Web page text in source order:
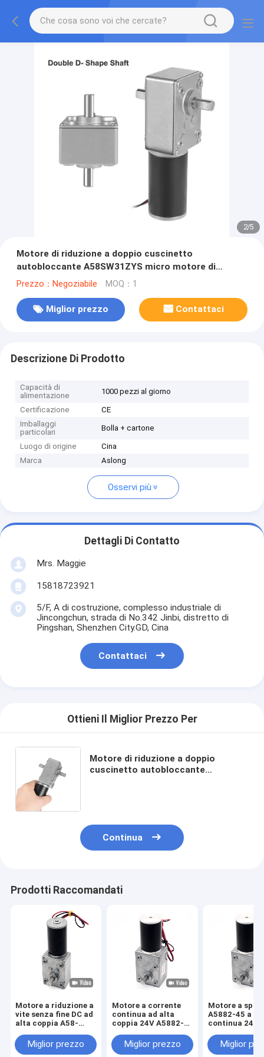
2/5
Motore di riduzione a doppio cuscinetto
autobloccante A58SW31ZYS micro motore di
ingranaggi a corrente continua a doppio asse 12v
Prezzo：Negoziabile MOQ：1
Miglior prezzo Contattaci
Descrizione Di Prodotto
Capacità di
alimentazione
1000 pezzi al giorno
Certificazione
CE
Imballaggi
particolari
Bolla + cartone
Luogo di origine
Cina
Marca
Aslong
Osservi più
Dettagli Di Contatto
Mrs. Maggie
15818723921
5/F, A di costruzione, complesso industriale di
Jincongchun, strada di No.342 Jinbi, distretto di
Pingshan, Shenzhen City.GD, Cina
Contattaci
Ottieni Il Miglior Prezzo Per
Motore di riduzione a doppio
cuscinetto autobloccante
Continua
Prodotti Raccomandati
Motore a riduzione a
vite senza fine DC ad
alta coppia A58-
motore a vite senza
fine per riduttore a
Miglior prezzo
Motore a corrente
continua ad alta
coppia 24V A5882-
coppia a corrente
continua 24V motore
Miglior prezzo
Motore a
A5882-45 a
continua 24V
Miglior